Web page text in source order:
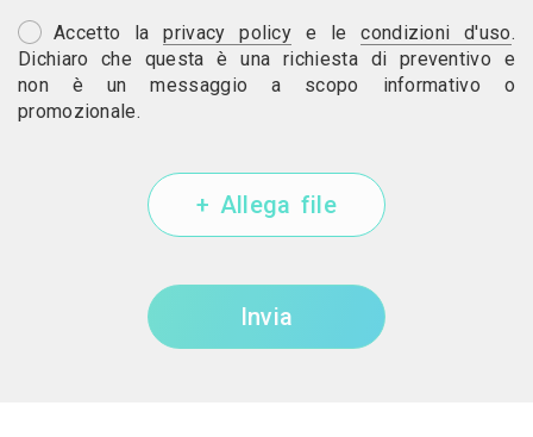
Accetto laprivacy policy e lecondizioni d'uso.
Dichiaro che questa è una richiesta di preventivo e
non è un messaggio a scopo informativo o
promozionale.
+ Allega file
Invia